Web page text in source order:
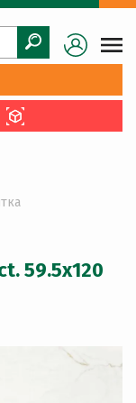
59.5x120